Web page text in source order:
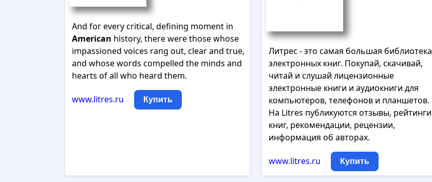
And for every critical, defining moment in
American history, there were those whose
impassioned voices rang out, clear and true,
and whose words compelled the minds and
hearts of all who heard them.
www.litres.ru Купить
Литрес - это самая большая библиотека
электронных книг. Покупай, скачивай,
читай и слушай лицензионные
электронные книги и аудиокниги для
компьютеров, телефонов и планшетов.
На Litres публикуются отзывы, рейтинги
книг, рекомендации, рецензии,
информация об авторах.
www.litres.ru Купить